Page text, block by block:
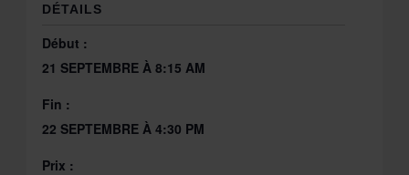
DÉTAILS
Début :
21 SEPTEMBRE À 8:15 AM
Fin :
22 SEPTEMBRE À 4:30 PM
Prix :